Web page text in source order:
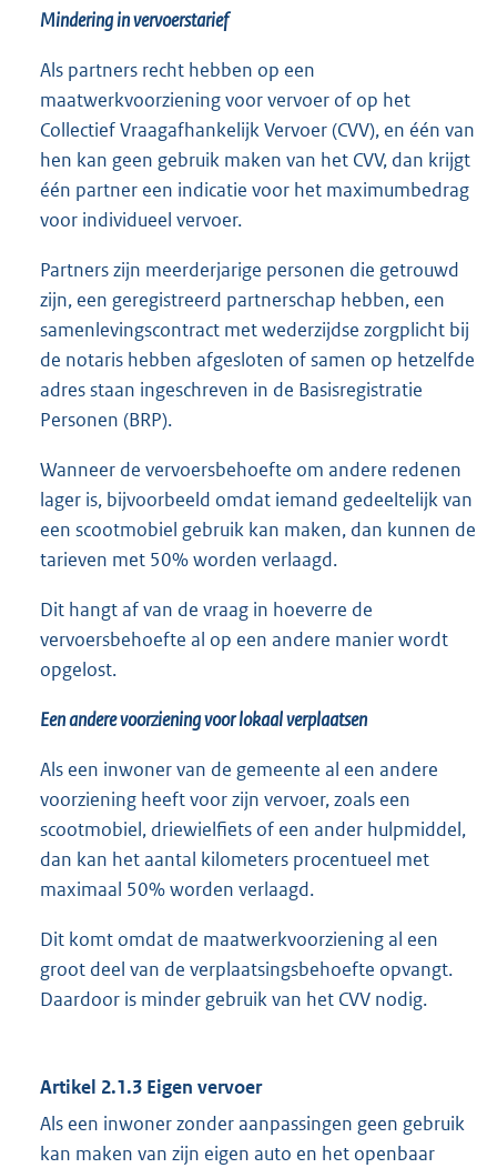
Mindering in vervoerstarief
Als partners recht hebben op een
maatwerkvoorziening voor vervoer of op het
Collectief Vraagafhankelijk Vervoer (CVV), en één van
hen kan geen gebruik maken van het CVV, dan krijgt
één partner een indicatie voor het maximumbedrag
voor individueel vervoer.
Partners zijn meerderjarige personen die getrouwd
zijn, een geregistreerd partnerschap hebben, een
samenlevingscontract met wederzijdse zorgplicht bij
de notaris hebben afgesloten of samen op hetzelfde
adres staan ingeschreven in de Basisregistratie
Personen (BRP).
Wanneer de vervoersbehoefte om andere redenen
lager is, bijvoorbeeld omdat iemand gedeeltelijk van
een scootmobiel gebruik kan maken, dan kunnen de
tarieven met 50% worden verlaagd.
Dit hangt af van de vraag in hoeverre de
vervoersbehoefte al op een andere manier wordt
opgelost.
Een andere voorziening voor lokaal verplaatsen
Als een inwoner van de gemeente al een andere
voorziening heeft voor zijn vervoer, zoals een
scootmobiel, driewielfiets of een ander hulpmiddel,
dan kan het aantal kilometers procentueel met
maximaal 50% worden verlaagd.
Dit komt omdat de maatwerkvoorziening al een
groot deel van de verplaatsingsbehoefte opvangt.
Daardoor is minder gebruik van het CVV nodig.
Artikel 2.1.3 Eigen vervoer
Als een inwoner zonder aanpassingen geen gebruik
kan maken van zijn eigen auto en het openbaar